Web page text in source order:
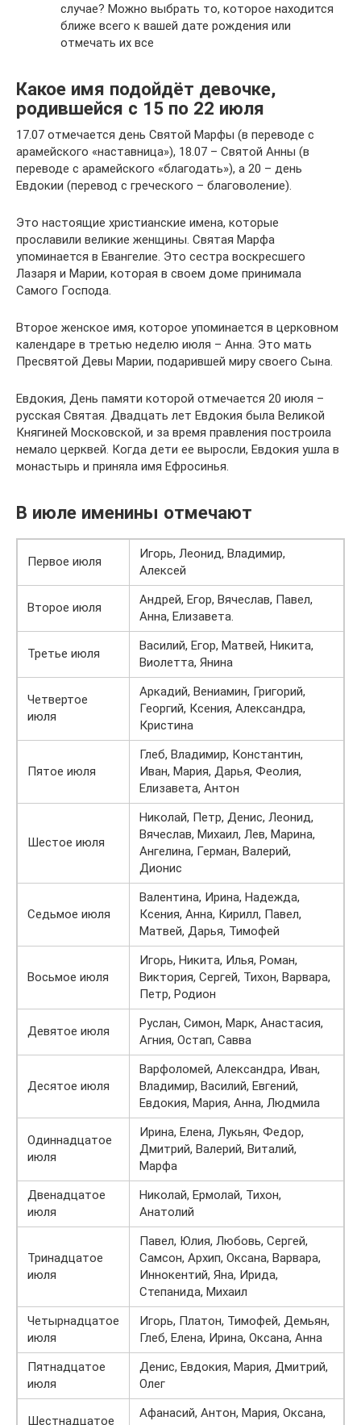
случае? Можно выбрать то, которое находится
ближе всего к вашей дате рождения или
отмечать их все
Какое имя подойдёт девочке,
родившейся с 15 по 22 июля
17.07 отмечается день Святой Марфы (в переводе с
арамейского «наставница»), 18.07 – Святой Анны (в
переводе с арамейского «благодать»), а 20 – день
Евдокии (перевод с греческого – благоволение).
Это настоящие христианские имена, которые
прославили великие женщины. Святая Марфа
упоминается в Евангелие. Это сестра воскресшего
Лазаря и Марии, которая в своем доме принимала
Самого Господа.
Второе женское имя, которое упоминается в церковном
календаре в третью неделю июля – Анна. Это мать
Пресвятой Девы Марии, подарившей миру своего Сына.
Евдокия, День памяти которой отмечается 20 июля –
русская Святая. Двадцать лет Евдокия была Великой
Княгиней Московской, и за время правления построила
немало церквей. Когда дети ее выросли, Евдокия ушла в
монастырь и приняла имя Ефросинья.
В июле именины отмечают
Первое июля
Игорь, Леонид, Владимир,
Алексей
Второе июля
Андрей, Егор, Вячеслав, Павел,
Анна, Елизавета.
Третье июля
Василий, Егор, Матвей, Никита,
Виолетта, Янина
Четвертое
июля
Аркадий, Вениамин, Григорий,
Георгий, Ксения, Александра,
Кристина
Пятое июля
Глеб, Владимир, Константин,
Иван, Мария, Дарья, Феолия,
Елизавета, Антон
Шестое июля
Николай, Петр, Денис, Леонид,
Вячеслав, Михаил, Лев, Марина,
Ангелина, Герман, Валерий,
Дионис
Седьмое июля
Валентина, Ирина, Надежда,
Ксения, Анна, Кирилл, Павел,
Матвей, Дарья, Тимофей
Восьмое июля
Игорь, Никита, Илья, Роман,
Виктория, Сергей, Тихон, Варвара,
Петр, Родион
Девятое июля
Руслан, Симон, Марк, Анастасия,
Агния, Остап, Савва
Десятое июля
Варфоломей, Александра, Иван,
Владимир, Василий, Евгений,
Евдокия, Мария, Анна, Людмила
Одиннадцатое
июля
Ирина, Елена, Лукьян, Федор,
Дмитрий, Валерий, Виталий,
Марфа
Двенадцатое
июля
Николай, Ермолай, Тихон,
Анатолий
Тринадцатое
июля
Павел, Юлия, Любовь, Сергей,
Самсон, Архип, Оксана, Варвара,
Иннокентий, Яна, Ирида,
Степанида, Михаил
Четырнадцатое
июля
Игорь, Платон, Тимофей, Демьян,
Глеб, Елена, Ирина, Оксана, Анна
Пятнадцатое
июля
Денис, Евдокия, Мария, Дмитрий,
Олег
Шестнадцатое
Афанасий, Антон, Мария, Оксана,